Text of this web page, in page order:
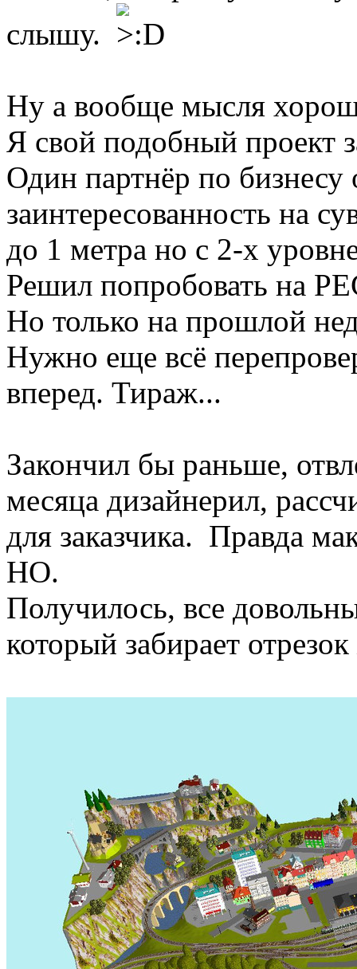
слышу.
Ну а вообще мысля
Я свой подобный проект
Один партнёр по бизнесу
заинтересованность на
до 1 метра но с 2-х
Решил попробовать на
Но только на прошлой
Нужно еще всё
вперед. Тираж...
Закончил бы раньше,
месяца дизайнерил,
для заказчика. Правда
НО.
Получилось, все
который забирает